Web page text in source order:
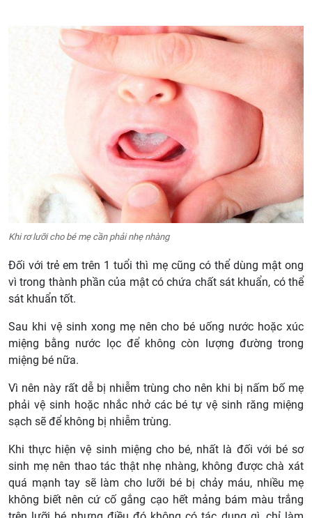
Khi rơ lưỡi cho bé mẹ cần phải nhẹ nhàng
Đối với trẻ em trên 1 tuổi thì mẹ cũng có thể dùng mật ong
vì trong thành phần của mật có chứa chất sát khuẩn, có thể
sát khuẩn tốt.
Sau khi vệ sinh xong mẹ nên cho bé uống nước hoặc xúc
miệng bằng nước lọc để không còn lượng đường trong
miệng bé nữa.
Vì nên này rất dễ bị nhiễm trùng cho nên khi bị nấm bố mẹ
phải vệ sinh hoặc nhắc nhở các bé tự vệ sinh răng miệng
sạch sẽ để không bị nhiễm trùng.
Khi thực hiện vệ sinh miệng cho bé, nhất là đối với bé sơ
sinh mẹ nên thao tác thật nhẹ nhàng, không được chà xát
quá mạnh tay sẽ làm cho lưỡi bé bị chảy máu, nhiều mẹ
không biết nên cứ cố gắng cạo hết mảng bám màu trắng